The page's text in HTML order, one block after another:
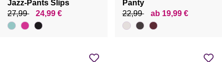
Jazz-Pants Slips
27,99
24,99 €
Panty
22,99
ab 19,99 €